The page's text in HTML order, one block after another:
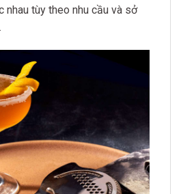
nhau tùy theo nhu cầu và sở